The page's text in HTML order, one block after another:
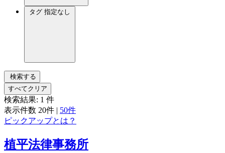
タグ 指定なし
検索する
すべてクリア
検索結果: 1 件
表示件数 20件 | 50件
ピックアップとは？
植平法律事務所